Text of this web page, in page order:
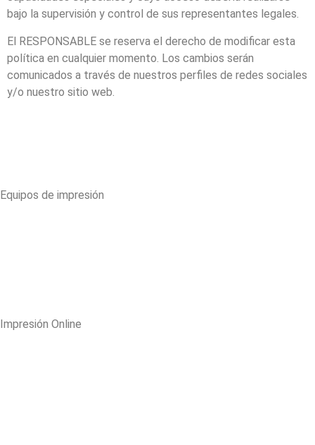
bajo la supervisión y control de sus representantes legales.
El RESPONSABLE se reserva el derecho de modificar esta
política en cualquier momento. Los cambios serán
comunicados a través de nuestros perfiles de redes sociales
y/o nuestro sitio web.
Equipos de impresión
Impresión Online